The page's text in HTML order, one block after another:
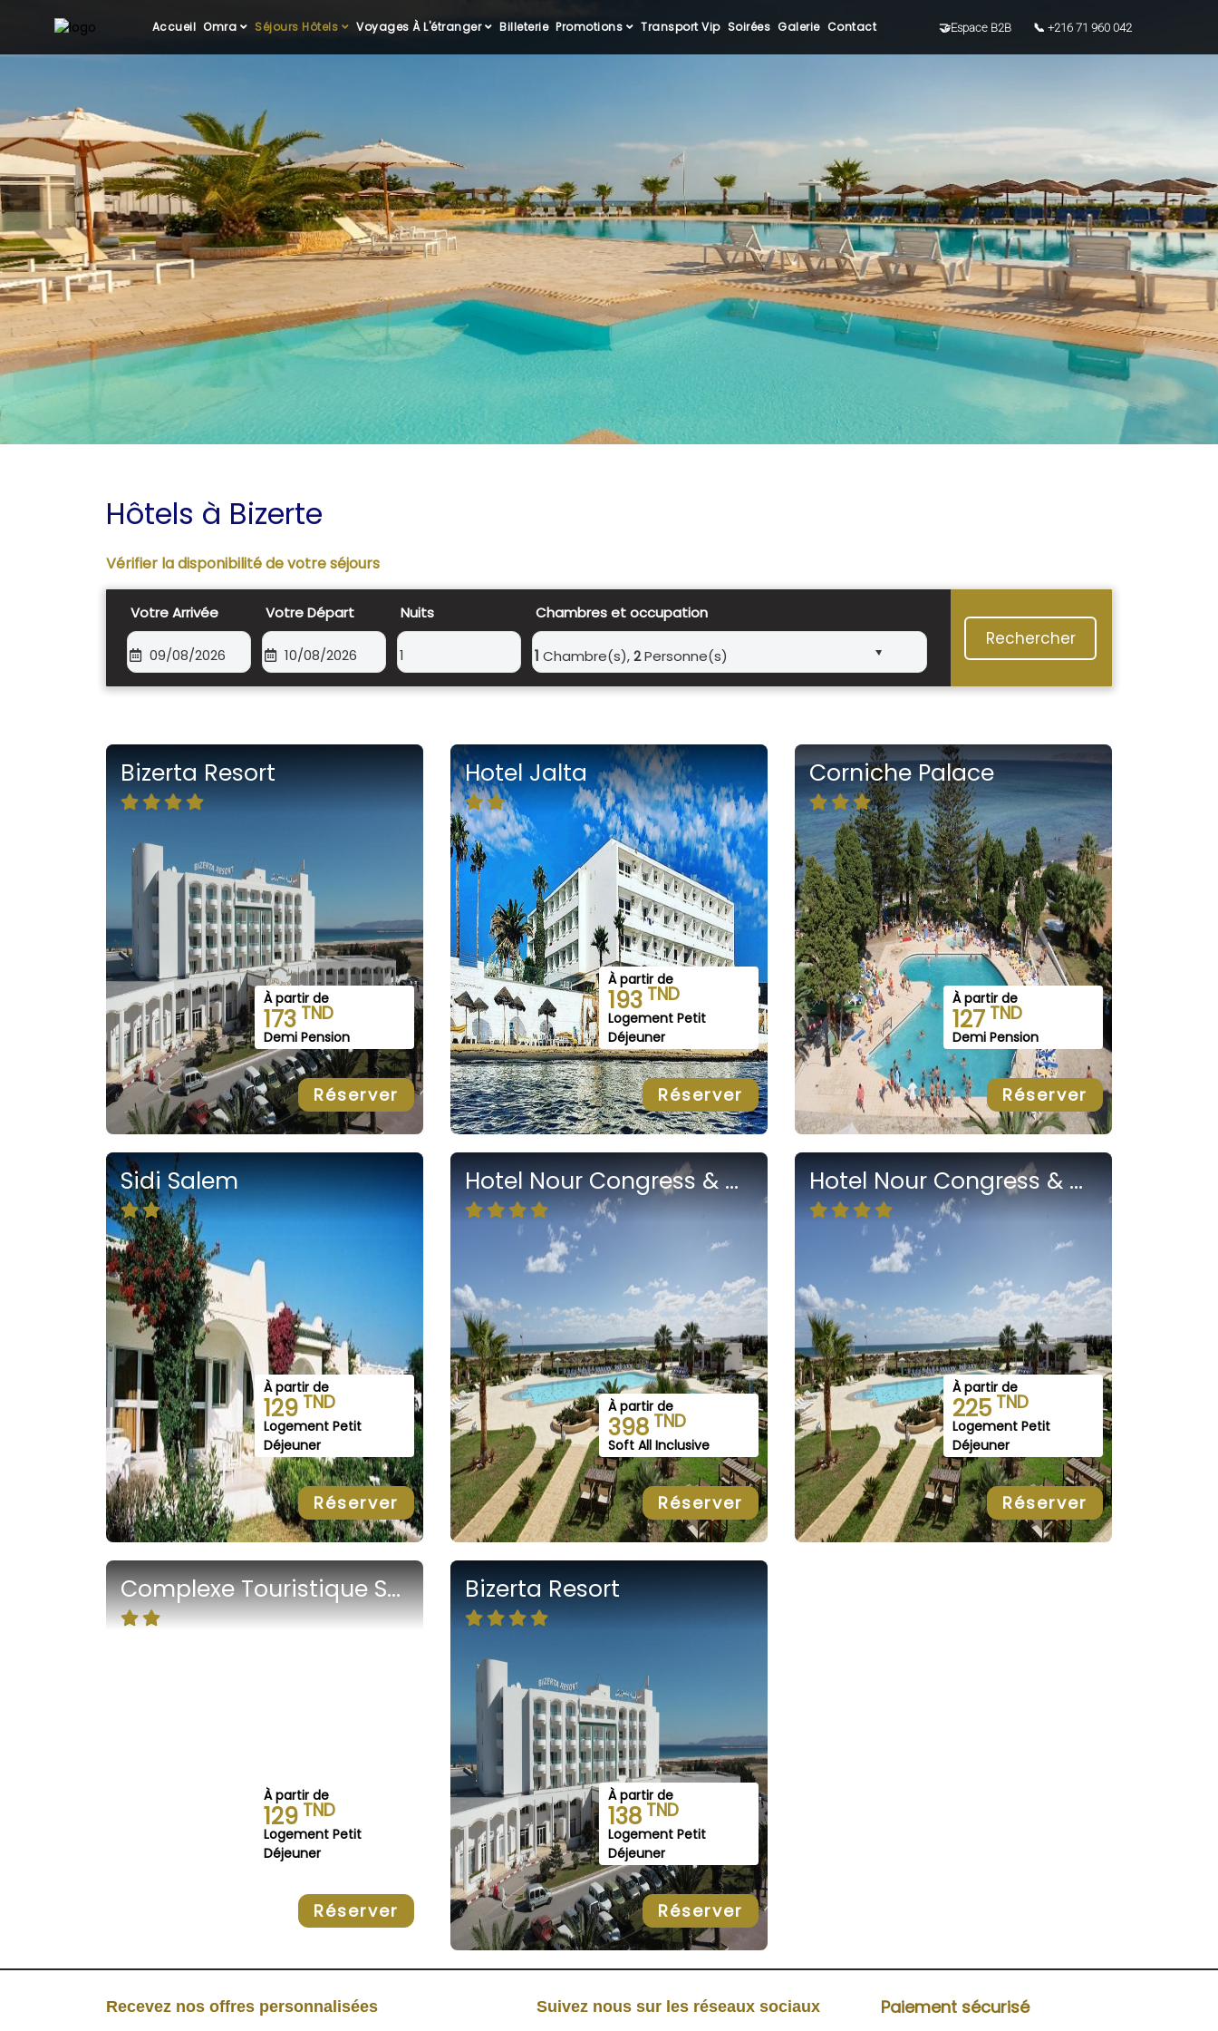
Accueil Omra Séjours Hôtels Voyages À L'étranger Billeterie Promotions Transport Vip Soirées Galerie Contact 🤝Espace B2B 📞 +216 71 960 042
Hôtels à Bizerte
Vérifier la disponibilité de votre séjours
Votre Arrivée
09/08/2026
Votre Départ
10/08/2026
Nuits
1
Chambres et occupation
1 Chambre(s),2Personne(s)
Rechercher
Bizerta Resort
À partir de
173 TND
Demi Pension
Réserver
Hotel Jalta
À partir de
193 TND
Logement Petit
Déjeuner
Réserver
Corniche Palace
À partir de
127 TND
Demi Pension
Réserver
Sidi Salem
À partir de
129 TND
Logement Petit
Déjeuner
Réserver
Hotel Nour Congress & Resort
À partir de
398 TND
Soft All Inclusive
Réserver
Hotel Nour Congress & Resort
À partir de
225 TND
Logement Petit
Déjeuner
Réserver
Complexe Touristique Sidi Salem
À partir de
129 TND
Logement Petit
Déjeuner
Réserver
Bizerta Resort
À partir de
138 TND
Logement Petit
Déjeuner
Réserver
Recevez nos offres personnalisées Suivez nous sur les réseaux sociaux Paiement sécurisé